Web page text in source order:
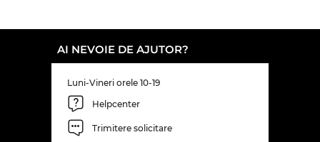
AI NEVOIE DE AJUTOR?
Luni-Vineri orele 10-19
Helpcenter
Trimitere solicitare